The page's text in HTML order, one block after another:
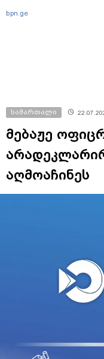
bpn.ge
სამართალი
მებაჟე
აღმოაჩინეს